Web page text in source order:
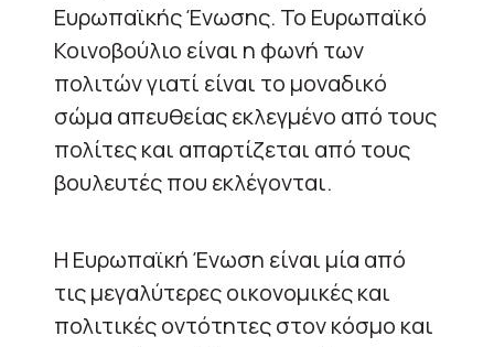
Ευρωπαϊκής Ένωσης. Το Ευρωπαϊκό
Κοινοβούλιο είναι η φωνή των
πολιτών γιατί είναι το μοναδικό
σώμα απευθείας εκλεγμένο από τους
πολίτες και απαρτίζεται από τους
βουλευτές που εκλέγονται.
Η Ευρωπαϊκή Ένωση είναι μία από
τις μεγαλύτερες οικονομικές και
πολιτικές οντότητες στον κόσμο και